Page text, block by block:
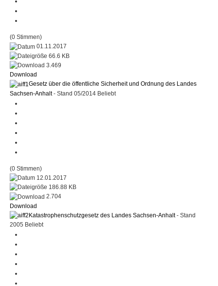
(0 Stimmen)
01.11.2017
66.6 KB
3.469
Download
Gesetz über die öffentliche Sicherheit und Ordnung des Landes
Sachsen-Anhalt- Stand 05/2014 Beliebt
(0 Stimmen)
12.01.2017
186.88 KB
2.704
Download
Katastrophenschutzgesetz des Landes Sachsen-Anhalt- Stand
2005 Beliebt